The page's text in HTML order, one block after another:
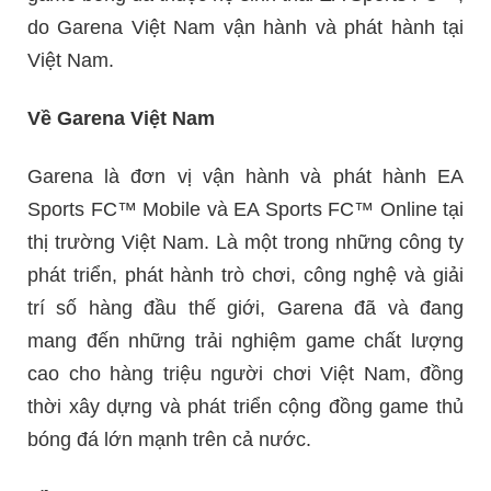
do Garena Việt Nam vận hành và phát hành tại
Việt Nam.
Về Garena Việt Nam
Garena là đơn vị vận hành và phát hành EA
Sports FC™ Mobile và EA Sports FC™ Online tại
thị trường Việt Nam. Là một trong những công ty
phát triển, phát hành trò chơi, công nghệ và giải
trí số hàng đầu thế giới, Garena đã và đang
mang đến những trải nghiệm game chất lượng
cao cho hàng triệu người chơi Việt Nam, đồng
thời xây dựng và phát triển cộng đồng game thủ
bóng đá lớn mạnh trên cả nước.